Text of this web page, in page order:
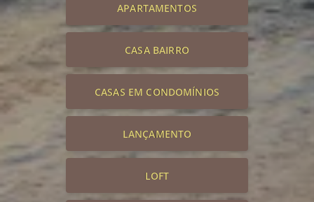
APARTAMENTOS
CASA BAIRRO
CASAS EM CONDOMÍNIOS
LANÇAMENTO
LOFT